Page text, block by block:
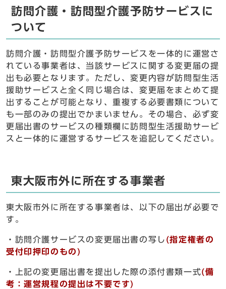
訪問介護・訪問型介護予防サービスに
ついて
訪問介護・訪問型介護予防サービスを一体的に運営さ
れている事業者は、当該サービスに関する変更届の提
出も必要となります。ただし、変更内容が訪問型生活
援助サービスと全く同じ場合は、変更届をまとめて提
出することが可能となり、重複する必要書類について
も一部のみの提出でかまいません。その場合、必ず変
更届出書のサービスの種類欄に訪問型生活援助サービ
スと一体的に運営するサービスを追記してください。
東大阪市外に所在する事業者
東大阪市外に所在する事業者は、以下の届出が必要で
す。
・訪問介護サービスの変更届出書の写し (指定権者の
受付印押印のもの)
・上記の変更届出書を提出した際の添付書類一式(備
考：運営規程の提出は不要です)